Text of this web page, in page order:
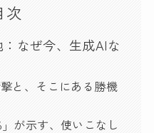
次
なぜ今、生成AIな
と、そこにある勝機
」が示す、使いこなし